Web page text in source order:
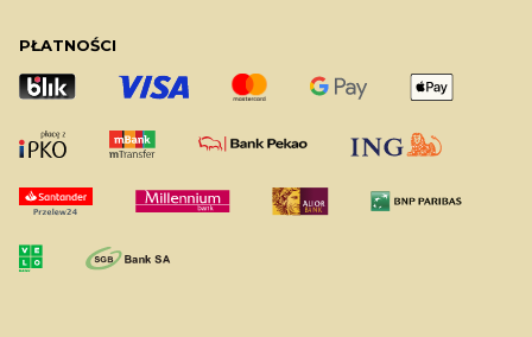
PŁATNOŚCI